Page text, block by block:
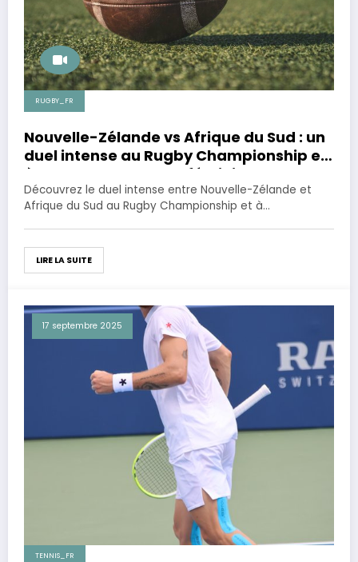
RUGBY_FR
Nouvelle-Zélande vs Afrique du Sud : un
duel intense au Rugby Championship et
à la Coupe du Monde féminine
Découvrez le duel intense entre Nouvelle-Zélande et
Afrique du Sud au Rugby Championship et à…
LIRE LA SUITE
17 septembre 2025
TENNIS_FR